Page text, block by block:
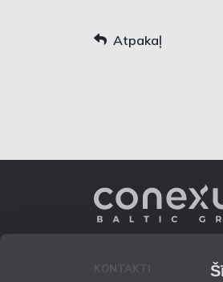
Atpakaļ